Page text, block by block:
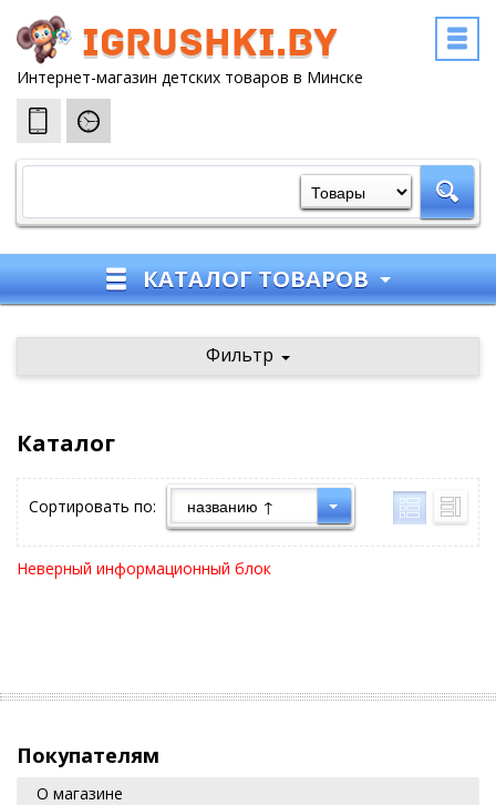
igrushki.by
Интернет-магазин детских товаров в Минске
КАТАЛОГ ТОВАРОВ
Фильтр
Каталог
Сортировать по:
Неверный информационный блок
Покупателям
О магазине